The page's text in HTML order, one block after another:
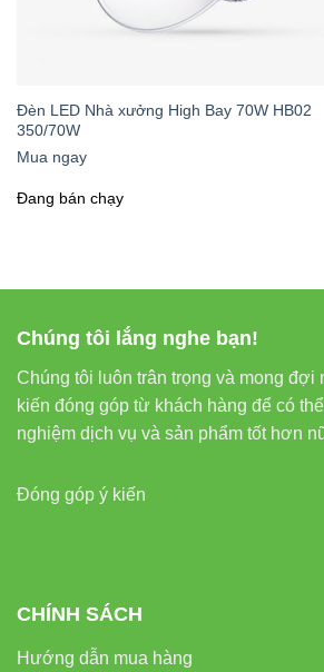
Đèn LED Nhà xưởng High Bay 70W HB02
350/70W
Mua ngay
Đang bán chạy
Chúng tôi lắng nghe bạn!
Chúng tôi luôn trân trọng và mong đợi
kiến đóng góp từ khách hàng để có
nghiệm dịch vụ và sản phẩm tốt hơn
Đóng góp ý kiến
CHÍNH SÁCH
Hướng dẫn mua hàng